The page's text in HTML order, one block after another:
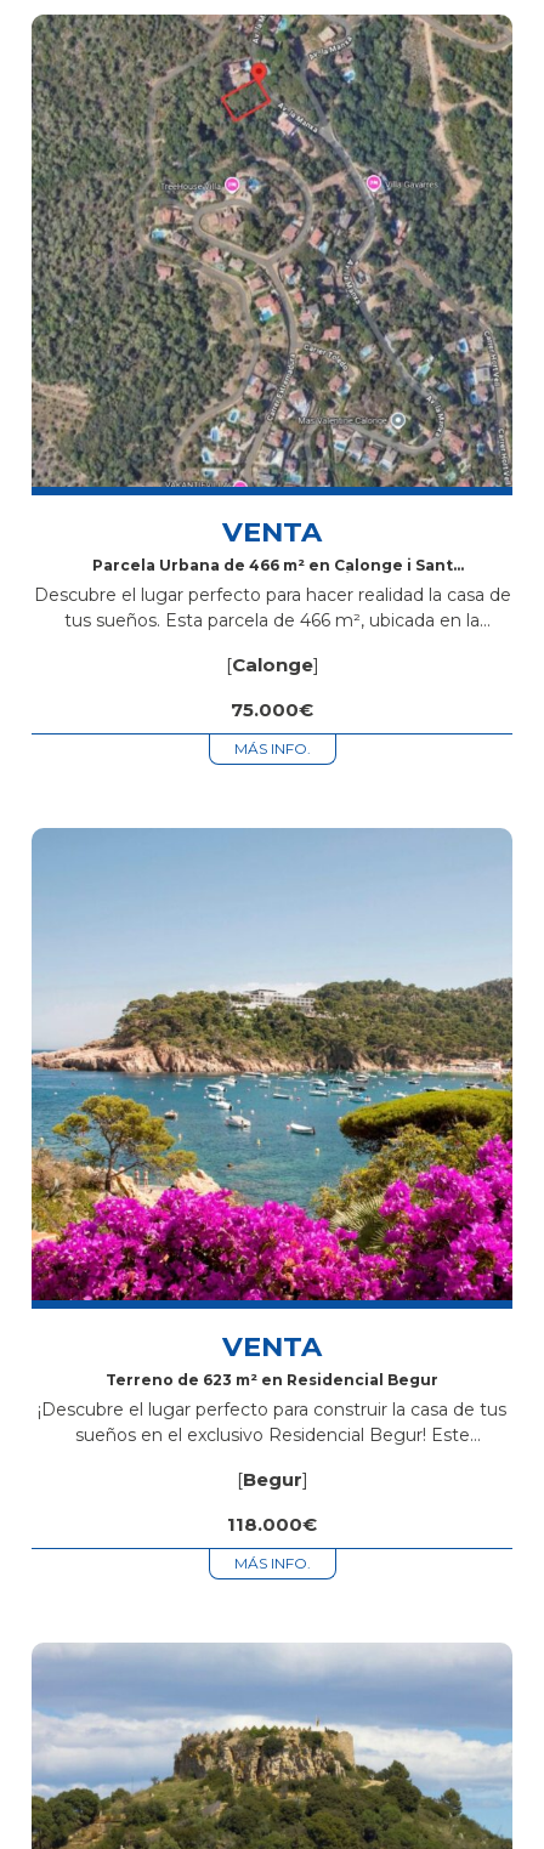
VENTA
Parcela Urbana de 466 m² en Calonge i Sant
Descubre el lugar perfecto para hacer realidad la casa de
tus sueños. Esta parcela de 466 m², ubicada en la
Calonge...
[Calonge]
75.000€
MÁS INFO.
VENTA
Terreno de 623 m² en Residencial Begur
¡Descubre el lugar perfecto para construir la casa de tus
sueños en el exclusivo Residencial Begur! Este
natural privilegiado, ideal...
[Begur]
118.000€
MÁS INFO.